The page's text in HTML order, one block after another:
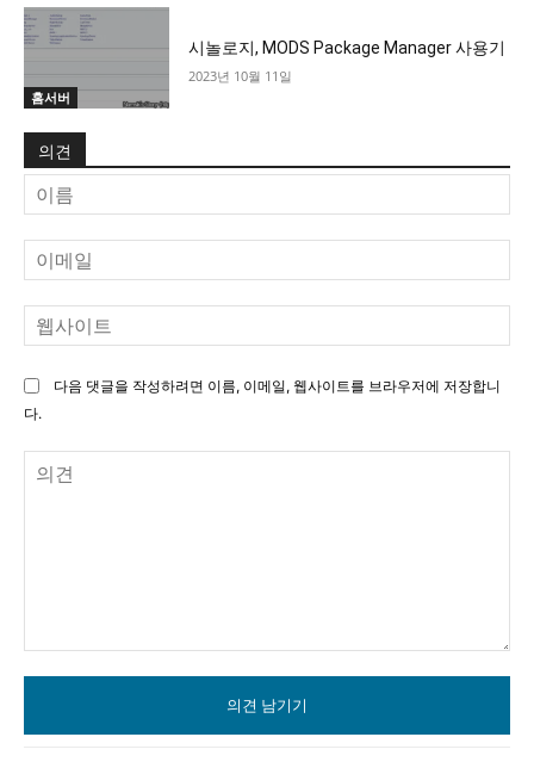
홈서버
시놀로지, MODS Package Manager 사용기
2023년 10월 11일
의견
름
메
일
사
다음 댓글을 작성하려면 이름, 이메일, 웹사이트를 브라우저에 저장합니
다.